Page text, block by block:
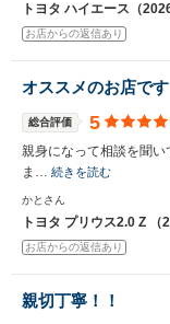
トヨタ ハイエース（
お店からの返信あり
オススメのお店です
総合評価 5
親身になって相談を聞
ま… 続きを読む
かとさん
トヨタ プリウス2.0 Z （
お店からの返信あり
親切丁寧！！